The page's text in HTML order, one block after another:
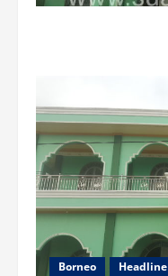
Borneo Headline